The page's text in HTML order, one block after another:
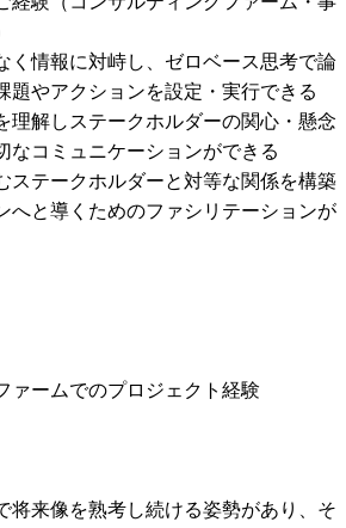
く情報に対峙し、ゼロベース思考で論
題やアクションを設定・実行できる
理解しステークホルダーの関心・懸念
なコミュニケーションができる
ステークホルダーと対等な関係を構築
へと導くためのファシリテーションが
ァームでのプロジェクト経験
将来像を熟考し続ける姿勢があり、そ